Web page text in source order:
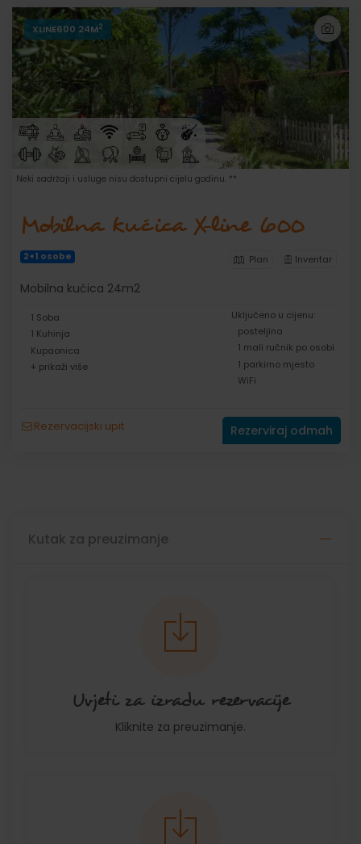
XLINE600 24M2
Neki sadržaji i usluge nisu dostupni cijelu godinu. **
Mobilna kućica X-line 600
2+1 osobe Inventar
Plan
Mobilna kućica 24m2
1 Soba
1 Kuhinja
Kupaonica
+ prikaži više
Uključeno u cijenu:
posteljina
1 mali ručnik po osobi
1 parkirno mjesto
WiFi
Rezervacijski upit Rezerviraj odmah
Kutak za preuzimanje
Uvjeti za izradu rezervacije
Kliknite za preuzimanje.